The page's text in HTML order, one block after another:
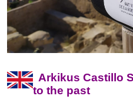
Arkikus Castillo
to the past